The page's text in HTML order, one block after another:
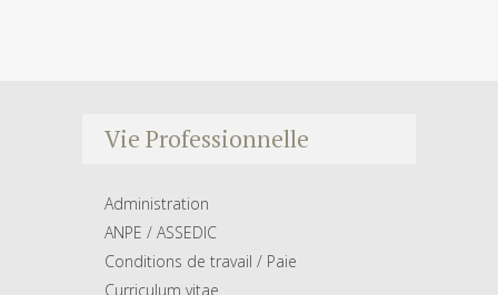
Vie Professionnelle
Administration
ANPE / ASSEDIC
Conditions de travail / Paie
Curriculum vitae